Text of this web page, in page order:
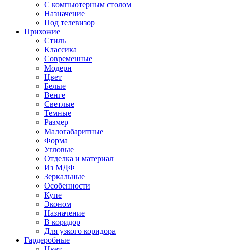
С компьютерным столом
Назначение
Под телевизор
Прихожие
Стиль
Классика
Современные
Модерн
Цвет
Белые
Венге
Светлые
Темные
Размер
Малогабаритные
Форма
Угловые
Отделка и материал
Из МДФ
Зеркальные
Особенности
Купе
Эконом
Назначение
В коридор
Для узкого коридора
Гардеробные